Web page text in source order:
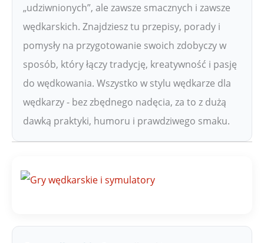
„udziwnionych”, ale zawsze smacznych i zawsze
wędkarskich. Znajdziesz tu przepisy, porady i
pomysły na przygotowanie swoich zdobyczy w
sposób, który łączy tradycję, kreatywność i pasję
do wędkowania. Wszystko w stylu wędkarze dla
wędkarzy - bez zbędnego nadęcia, za to z dużą
dawką praktyki, humoru i prawdziwego smaku.